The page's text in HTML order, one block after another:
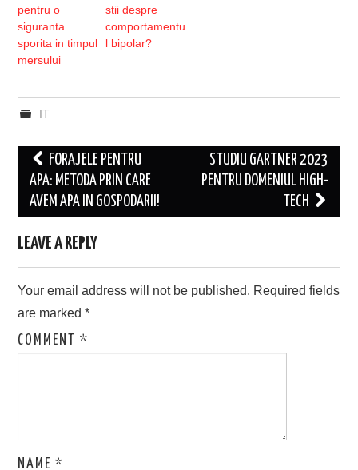
pentru o
siguranta
sporita in timpul
mersului
stii despre
comportamentu
l bipolar?
IT
Post
navigation
FORAJELE PENTRU
APA: METODA PRIN CARE
AVEM APA IN GOSPODARII!
STUDIU GARTNER 2023
PENTRU DOMENIUL HIGH-
TECH
LEAVE A REPLY
Your email address will not be published. Required fields
are marked*
COMMENT*
NAME*